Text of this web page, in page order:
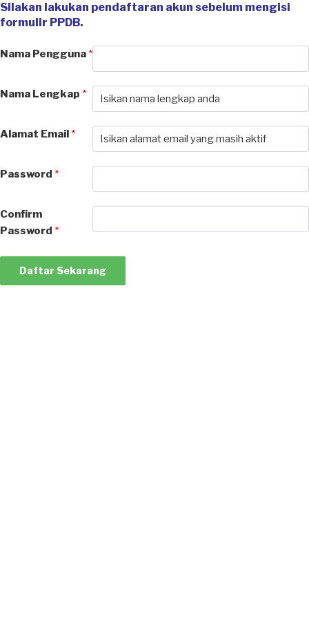
Silakan lakukan pendaftaran akun sebelum mengisi
formulir PPDB.
Nama Pengguna*
Nama Lengkap *
Alamat Email*
Password *
Confirm
Password *
Daftar Sekarang